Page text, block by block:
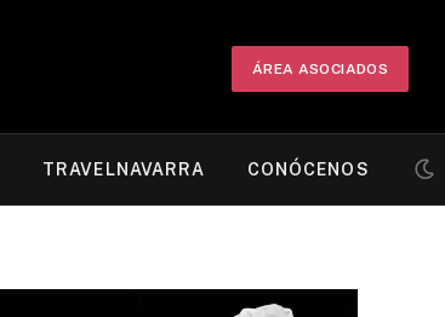
ÁREA ASOCIADOS
TRAVELNAVARRA CONÓCENOS